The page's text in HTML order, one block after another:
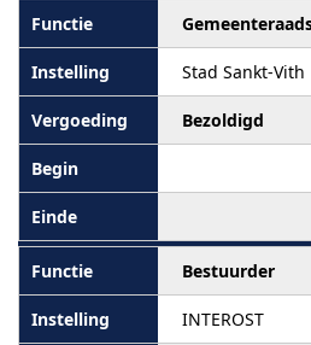
Stad Sankt-Vith
Bezoldigd
Bestuurder
INTEROST